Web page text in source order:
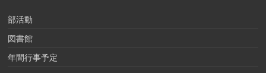
部活動
図書館
年間行事予定